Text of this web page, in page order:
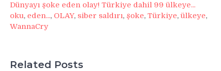
Dünyayı şoke eden olay! Türkiye dahil 99 ülkeye...
oku, eden..., OLAY, siber saldırı, şoke, Türkiye, ülkeye,
WannaCry
Related Posts